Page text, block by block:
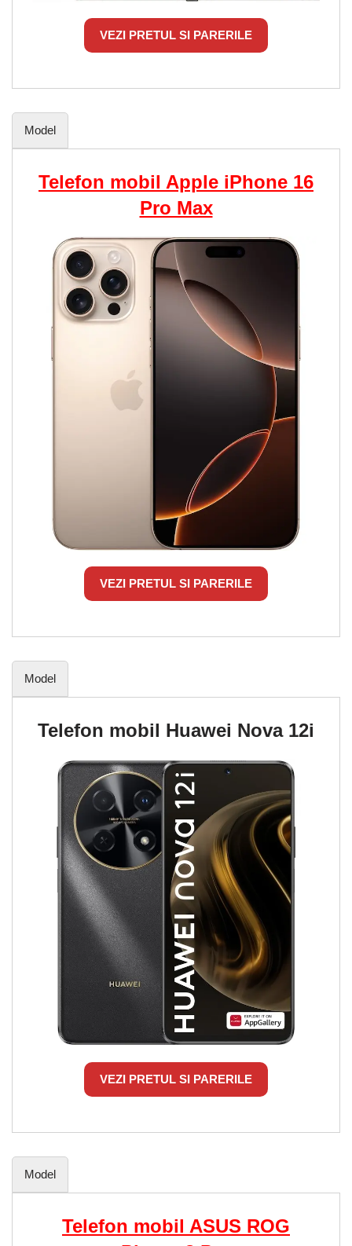
VEZI PRETUL SI PARERILE
Model
Telefon mobil Apple iPhone 16
Pro Max
VEZI PRETUL SI PARERILE
Model
Telefon mobil Huawei Nova 12i
VEZI PRETUL SI PARERILE
Model
Telefon mobil ASUS ROG